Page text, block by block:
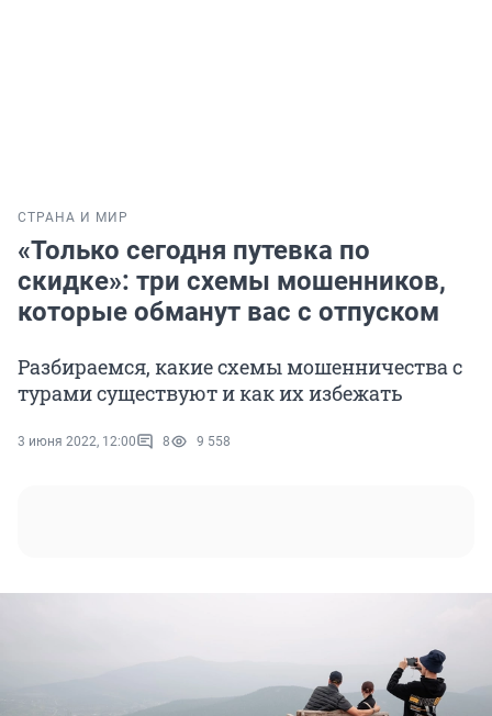
СТРАНА И МИР
«Только сегодня путевка по
скидке»: три схемы мошенников,
которые обманут вас с отпуском
Разбираемся, какие схемы мошенничества с
турами существуют и как их избежать
3 июня 2022, 12:00 8 9 558